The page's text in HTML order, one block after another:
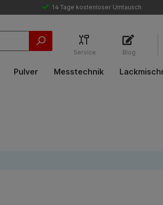
14 Tage kostenloser Umtausch
Service Blog
Pulver Messtechnik